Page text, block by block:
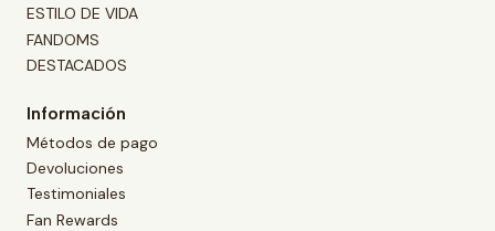
ESTILO DE VIDA
FANDOMS
DESTACADOS
Información
Métodos de pago
Devoluciones
Testimoniales
Fan Rewards